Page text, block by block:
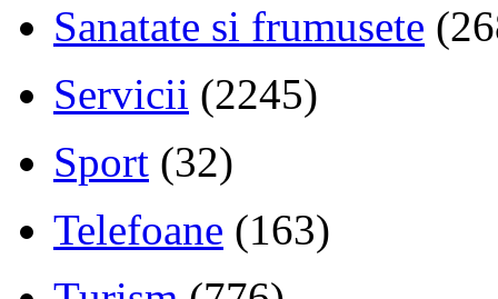
Sanatate si frumusete
Servicii (2245)
Sport (32)
Telefoane (163)